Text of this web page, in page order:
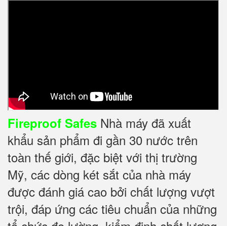
Fireproof Safes Nhà máy đã xuất
khẩu sản phẩm đi gần 30 nước trên
toàn thế giới, đặc biệt với thị trường
Mỹ, các dòng két sắt của nhà máy
được đánh giá cao bởi chất lượng vượt
trội, đáp ứng các tiêu chuẩn của những